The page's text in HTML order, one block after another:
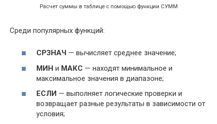
Расчет суммы в таблице с помощью функции СУММ
Среди популярных функций:
СРЗНАЧ — вычисляет среднее значение;
МИН и МАКС — находят минимальное и
максимальное значения в диапазоне;
ЕСЛИ — выполняет логические проверки и
возвращает разные результаты в зависимости от
условия;